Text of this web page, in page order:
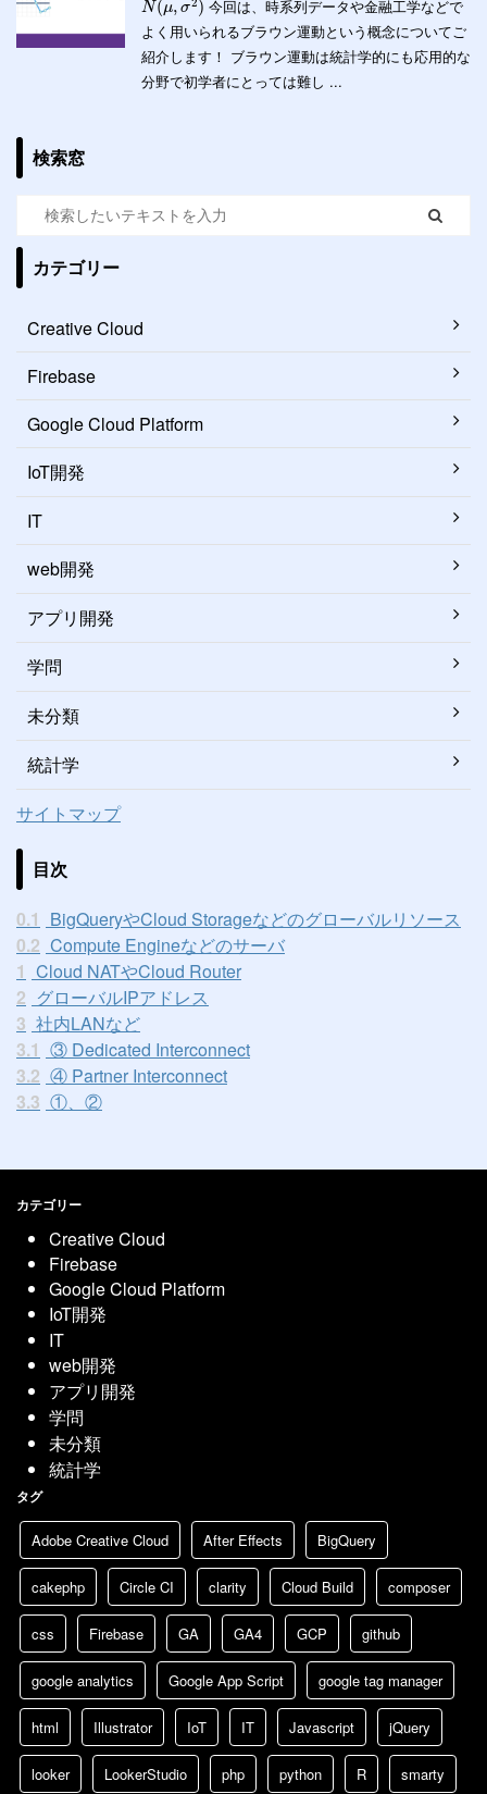
N (μ, σ ) 今回は、時系列データや金融工学などで
よく用いられるブラウン運動という概念についてご
紹介します！ ブラウン運動は統計学的にも応用的な
分野で初学者にとっては難し ...
検索窓
カテゴリー
Creative Cloud
Firebase
Google Cloud Platform
IoT開発
IT
web開発
アプリ開発
学問
未分類
統計学
サイトマップ
目次
0.1 BigQueryやCloud Storageなどのグローバルリソース
0.2 Compute Engineなどのサーバ
1 Cloud NATやCloud Router
2 グローバルIPアドレス
3 社内LANなど
3.1 ③ Dedicated Interconnect
3.2 ④ Partner Interconnect
3.3 ①、②
カテゴリー
Creative Cloud
Firebase
Google Cloud Platform
IoT開発
IT
web開発
アプリ開発
学問
未分類
統計学
タグ
Adobe Creative Cloud After Effects BigQuery
cakephp Circle CI clarity Cloud Build composer
css Firebase GA GA4 GCP github
google analytics Google App Script google tag manager
html Illustrator IoT IT Javascript jQuery
looker LookerStudio php python R smarty